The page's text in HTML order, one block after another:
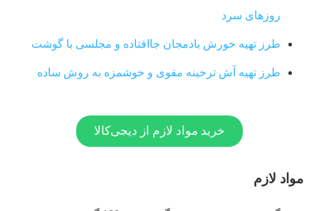
روزهای سرد
طرز تهیه خورش بادمجان جاافتاده و مجلسی با گوشت
طرز تهیه آش ترخینه مقوی و خوشمزه به روش ساده
خرید مواد لازم از دیجی‌کالا
مواد لازم